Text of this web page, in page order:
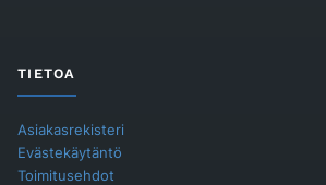
TIETOA
Asiakasrekisteri
Evästekäytäntö
Toimitusehdot